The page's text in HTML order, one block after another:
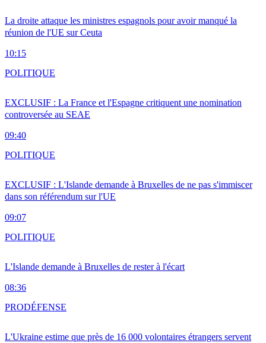
La droite attaque les ministres espagnols pour avoir manqué la
réunion de l'UE sur Ceuta
10:15
EXCLUSIF : La France et l'Espagne critiquent une nomination
controversée au SEAE
09:40
POLITIQUE
EXCLUSIF : L'Islande demande à Bruxelles de ne pas s'immiscer
dans son référendum sur l'UE
09:07
POLITIQUE
L'Islande demande à Bruxelles de rester à l'écart
08:36
POLITIQUE
L'Ukraine estime que près de 16 000 volontaires étrangers servent
PRODÉFENSE